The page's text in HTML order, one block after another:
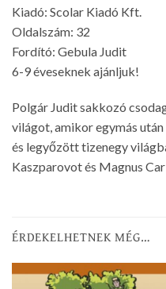
Kiadó: Scolar Kiadó Kft.
Oldalszám: 32
Fordító: Gebula Judit
6-9 éveseknek ajánljuk!
Polgár Judit sakkozó
világot, amikor egymás
és legyőzött tizenegy
Kaszparovot és Magnus
ÉRDEKELHETNEK MÉG…